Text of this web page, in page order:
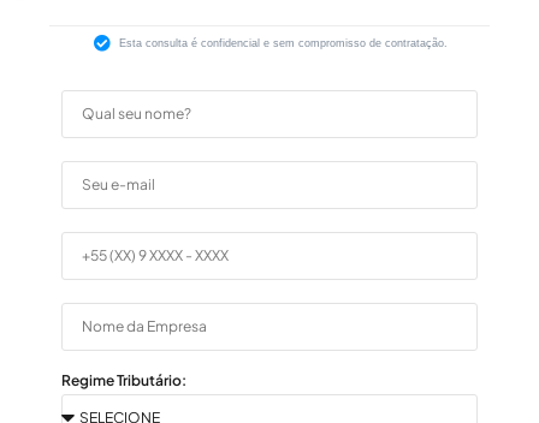
Esta consulta é confidencial e sem compromisso de contratação.
Regime Tributário: